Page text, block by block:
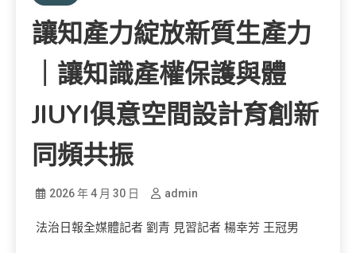
讓知產力綻放新質生產力
｜讓知識產權保護與體
JIUYI俱意空間設計育創新
同頻共振
2026 年 4 月 30 日 admin
法治日報全媒體記者 劉青 見習記者 楊幸芳 王冠男